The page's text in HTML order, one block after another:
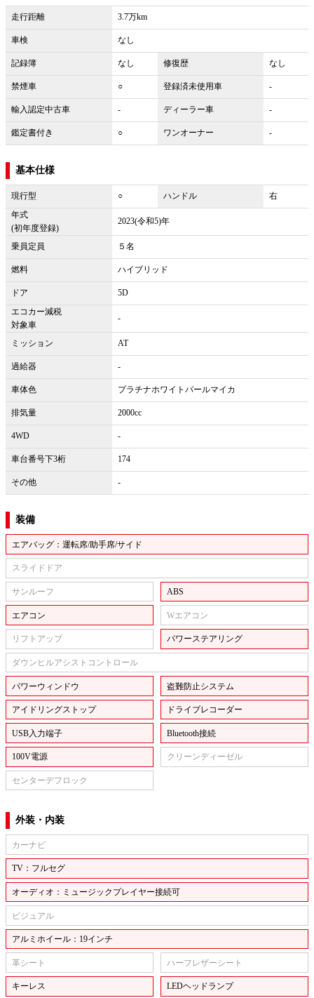
走行距離 3.7万km
車検 なし
記録簿 なし 修復歴 なし
禁煙車 ○ 登録済未使用車 -
輸入認定中古車 - ディーラー車 -
鑑定書付き ○ ワンオーナー -
基本仕様
現行型 ○ ハンドル
右
年式
(初年度登録)
2023(令和5)年
乗員定員 ５名
燃料 ハイブリッド
ドア
5D
エコカー減税
対象車
-
ミッション AT
過給器 -
車体色 プラチナホワイトパールマイカ
排気量 2000cc
4WD -
車台番号下3桁 174
その他 -
装備
エアバッグ：運転席/助手席/サイド
スライドドア
サンルーフ ABS
エアコン Wエアコン
リフトアップ パワーステアリング
ダウンヒルアシストコントロール
パワーウィンドウ 盗難防止システム
アイドリングストップ ドライブレコーダー
USB入力端子 Bluetooth接続
100V電源 クリーンディーゼル
センターデフロック
外装・内装
カーナビ
TV：フルセグ
オーディオ：ミュージックプレイヤー接続可
ビジュアル
アルミホイール：19インチ
革シート ハーフレザーシート
キーレス LEDヘッドランプ